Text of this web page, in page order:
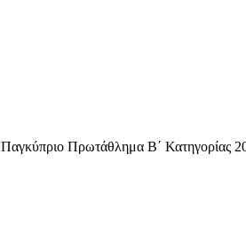
Παγκύπριο Πρωτάθλημα Β΄ Κατηγορίας